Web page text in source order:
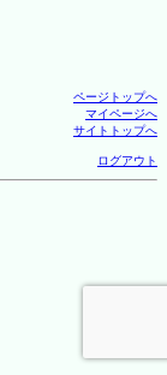
ページトップへ
マイページへ
サイトトップへ
ログアウト